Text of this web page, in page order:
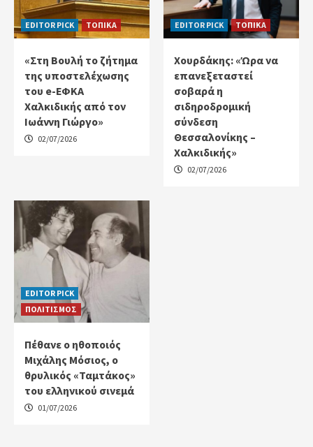
EDITOR PICK ΤΟΠΙΚΑ
«Στη Βουλή το ζήτημα
της υποστελέχωσης
του e-ΕΦΚΑ
Χαλκιδικής από τον
Ιωάννη Γιώργο»
02/07/2026
EDITOR PICK ΤΟΠΙΚΑ
Χουρδάκης: «Ώρα να
επανεξεταστεί
σοβαρά η
σιδηροδρομική
σύνδεση
Θεσσαλονίκης –
Χαλκιδικής»
02/07/2026
EDITOR PICK
ΠΟΛΙΤΙΣΜΟΣ
Πέθανε ο ηθοποιός
Μιχάλης Μόσιος, ο
θρυλικός «Ταμτάκος»
του ελληνικού σινεμά
01/07/2026